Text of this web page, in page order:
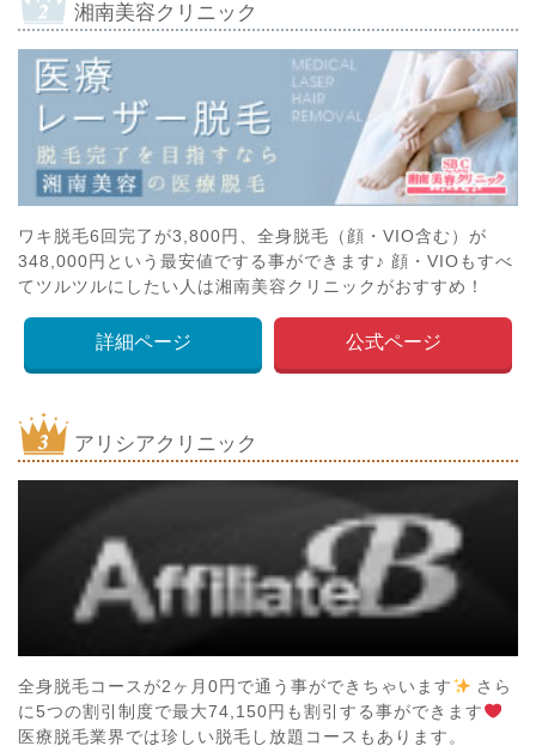
湘南美容クリニック
ワキ脱毛6回完了が3,800円、全身脱毛（顔・VIO含む）が
348,000円という最安値でする事ができます♪ 顔・VIOもすべ
てツルツルにしたい人は湘南美容クリニックがおすすめ！
詳細ページ 公式ページ
アリシアクリニック
全身脱毛コースが2ヶ月0円で通う事ができちゃいます
さら
に5つの割引制度で最大74,150円も割引する事ができます
医療脱毛業界では珍しい脱毛し放題コースもあります。